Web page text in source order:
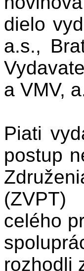
dielo
a.s.,
a VMV,
Piati
postup
(ZVPT)
celého
rozhodli